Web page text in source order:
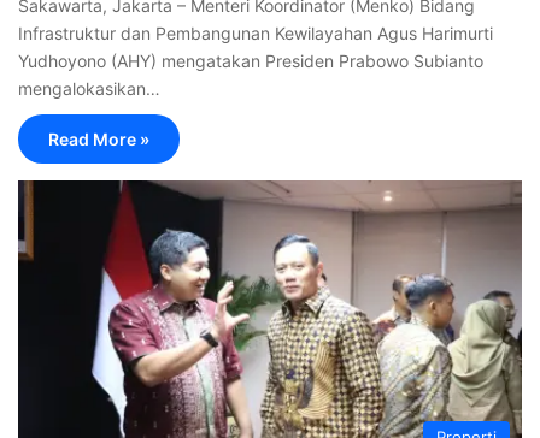
Sakawarta, Jakarta – Menteri Koordinator (Menko) Bidang
Infrastruktur dan Pembangunan Kewilayahan Agus Harimurti
Yudhoyono (AHY) mengatakan Presiden Prabowo Subianto
mengalokasikan…
Read More »